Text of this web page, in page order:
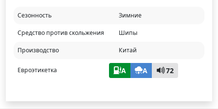
Сезонность Зимние
Средство против скольжения Шипы
Производство Китай
Евроэтикетка A A 72